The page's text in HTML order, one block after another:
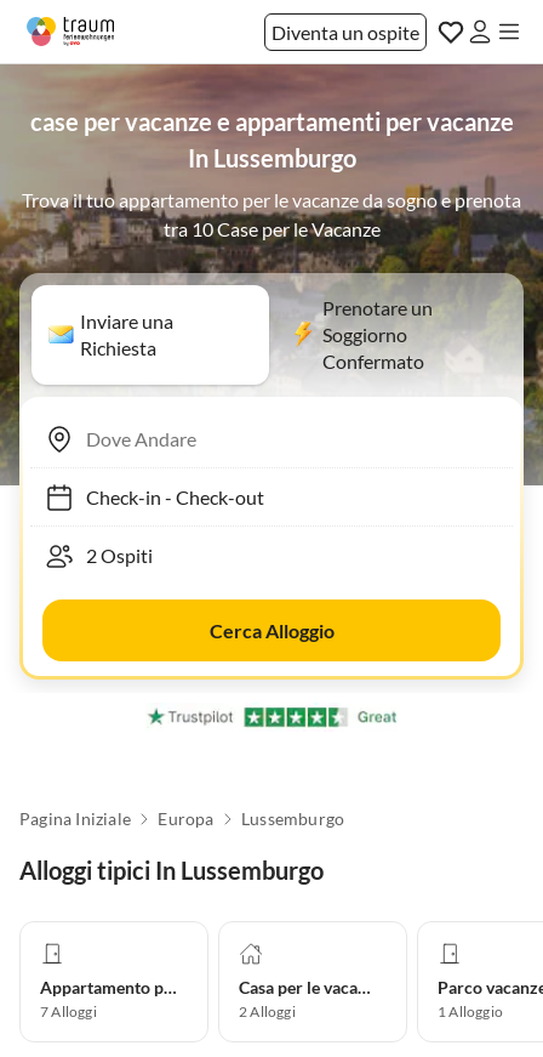
Diventa un ospite
case per vacanze e appartamenti per vacanze
In Lussemburgo
Trova il tuo appartamento per le vacanze da sogno e prenota
tra 10 Case per le Vacanze
Inviare una
Richiesta
Prenotare un
Soggiorno
Confermato
Check-in- Check-out
Cerca Alloggio
Pagina Iniziale Europa Lussemburgo
Alloggi tipici In Lussemburgo
Appartamento per vacanze
7Alloggi
Casa per le vacanze
2Alloggi
Parco
1Alloggio